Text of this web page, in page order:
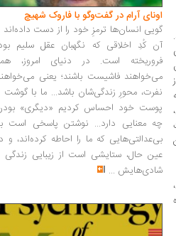
اونای آرام در گفت‌وگو با فاروک شهیچ‭
گویی انسان‌ها ترمزِ خود را از دست داده‌اند
آن کُدِ اخلاقی که نگهبان عقل سلیم
فروریخته است. در دنیای امروز،
می‌خواهند فاشیست باشند؛ یعنی
نفرت، محورِ زندگی‌شان باشد... ما با گوشت
پوست خود احساس کردیم «دیگری»
چه معنایی دارد... نوشتن پاسخی است
بی‌عدالتی‌هایی که ما را احاطه کرده‌اند، و
عین حال، ستایشی است از زیبایی زندگی
شادی‌هایش ...